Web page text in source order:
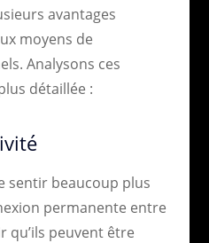
avantages
moyens de
Analysons ces
détaillée :
sentir beaucoup plus
permanente entre
qu’ils peuvent être